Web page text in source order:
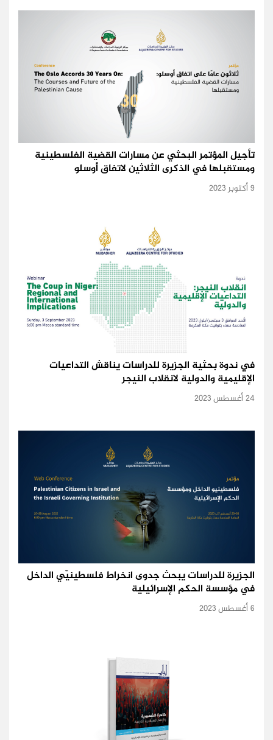
تأجيل المؤتمر البحثي عن مسارات القضية الفلسطينية
ومستقبلها في الذكرى الثلاثين لاتفاق أوسلو
9 أكتوبر 2023
في ندوة بحثية الجزيرة للدراسات يناقش التداعيات
الإقليمية والدولية لانقلاب النيجر
24 أغسطس 2023
الجزيرة للدراسات يبحث جدوى انخراط فلسطينيّي الداخل
في مؤسسة الحكم الإسرائيلية
6 أغسطس 2023